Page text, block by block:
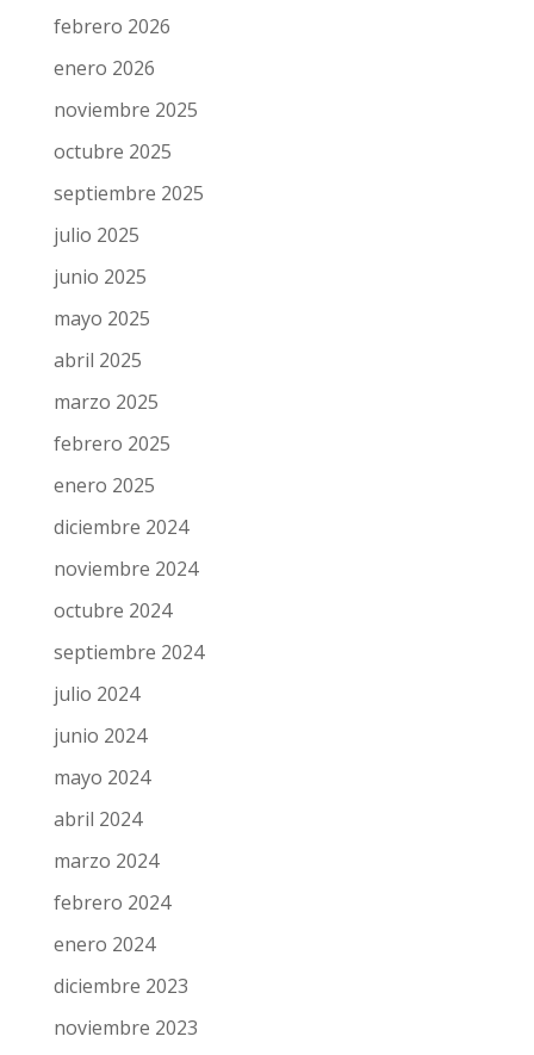
febrero 2026
enero 2026
noviembre 2025
octubre 2025
septiembre 2025
julio 2025
junio 2025
mayo 2025
abril 2025
marzo 2025
febrero 2025
enero 2025
diciembre 2024
noviembre 2024
octubre 2024
septiembre 2024
julio 2024
junio 2024
mayo 2024
abril 2024
marzo 2024
febrero 2024
enero 2024
diciembre 2023
noviembre 2023